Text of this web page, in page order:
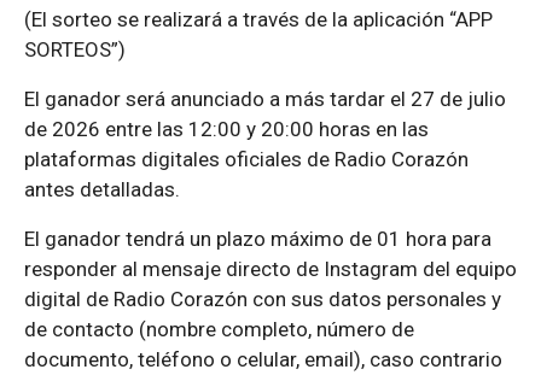
(El sorteo se realizará a través de la aplicación “APP
SORTEOS”)
El ganador será anunciado a más tardar el 27 de julio
de 2026 entre las 12:00 y 20:00 horas en las
plataformas digitales oficiales de Radio Corazón
antes detalladas.
El ganador tendrá un plazo máximo de 01 hora para
responder al mensaje directo de Instagram del equipo
digital de Radio Corazón con sus datos personales y
de contacto (nombre completo, número de
documento, teléfono o celular, email), caso contrario